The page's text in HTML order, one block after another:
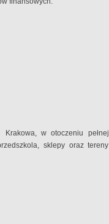
w otoczeniu pełnej
sklepy oraz tereny